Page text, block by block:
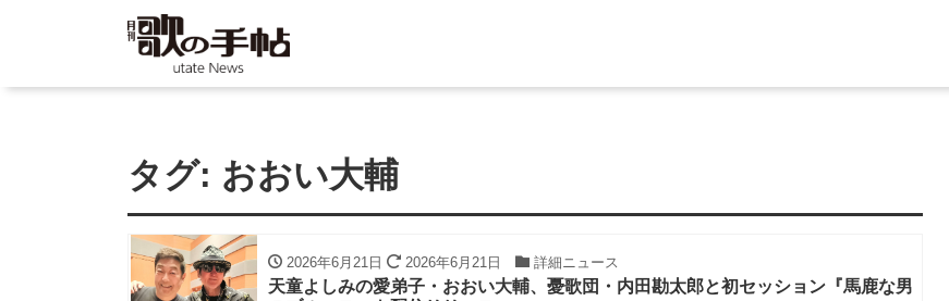
タグ: おおい大輔
2026年6月21日 2026年6月21日 詳細ニュース
天童よしみの愛弟子・おおい大輔、憂歌団・内田勘太郎と初セッション『馬鹿な男